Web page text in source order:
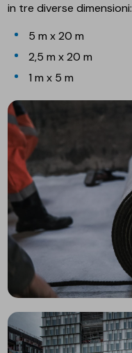
in tre diverse dimensioni:
5 m x 20 m
2,5 m x 20 m
1 m x 5 m